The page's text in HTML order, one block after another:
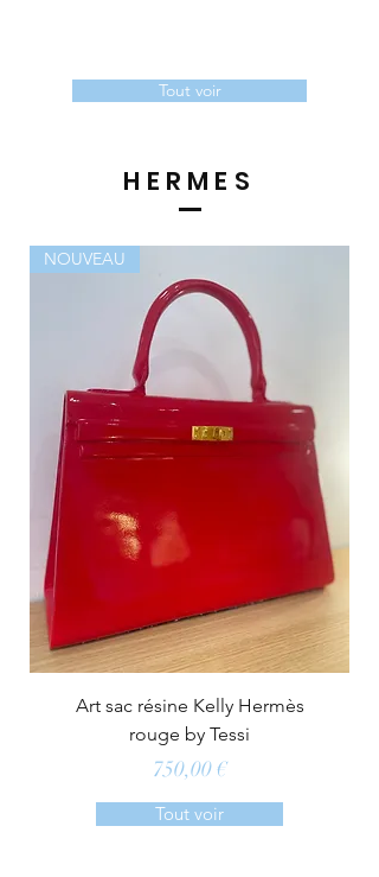
Tout voir
HERMES
NOUVEAU
Art sac résine Kelly Hermès
rouge by Tessi
Prix
750,00 €
Tout voir